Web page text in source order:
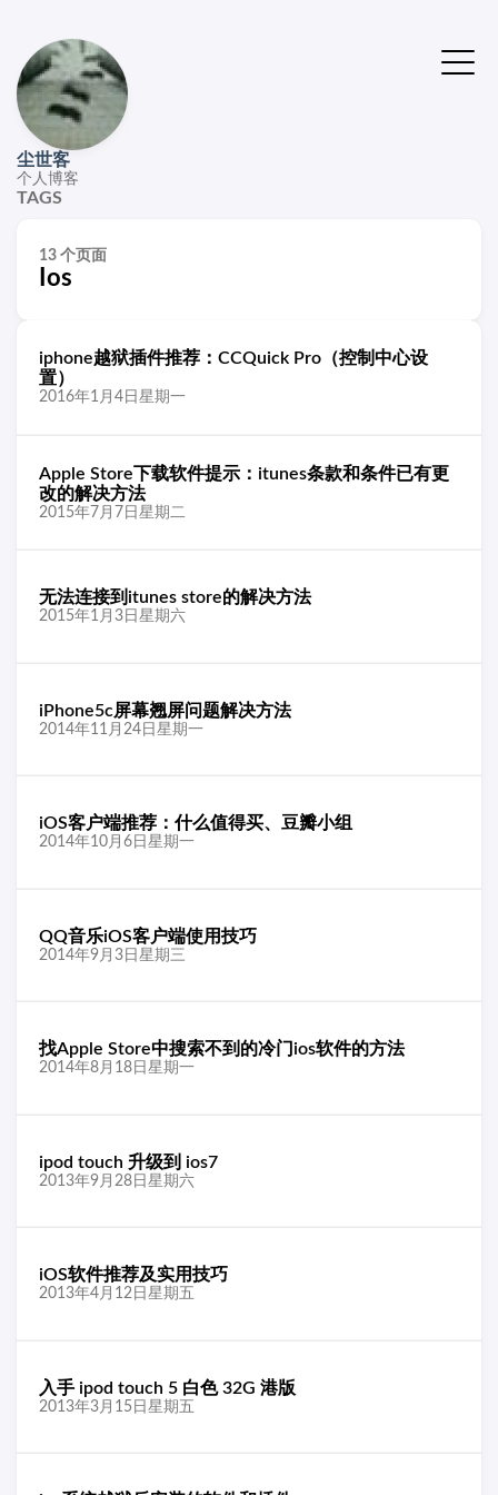
尘世客
个人博客
TAGS
13 个页面
Ios
iphone越狱插件推荐：CCQuick Pro（控制中心设
置）
2016年1月4日星期一
Apple Store下载软件提示：itunes条款和条件已有更
改的解决方法
2015年7月7日星期二
无法连接到itunes store的解决方法
2015年1月3日星期六
iPhone5c屏幕翘屏问题解决方法
2014年11月24日星期一
iOS客户端推荐：什么值得买、豆瓣小组
2014年10月6日星期一
QQ音乐iOS客户端使用技巧
2014年9月3日星期三
找Apple Store中搜索不到的冷门ios软件的方法
2014年8月18日星期一
ipod touch 升级到 ios7
2013年9月28日星期六
iOS软件推荐及实用技巧
2013年4月12日星期五
入手 ipod touch 5 白色 32G 港版
2013年3月15日星期五